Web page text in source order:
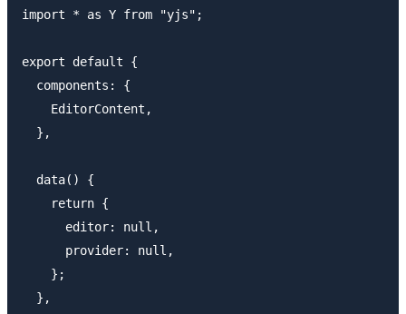
import * as Y from "yjs";
export default {
  components: {
    EditorContent,
  },
  data() {
    return {
      editor: null,
      provider: null,
    };
  },